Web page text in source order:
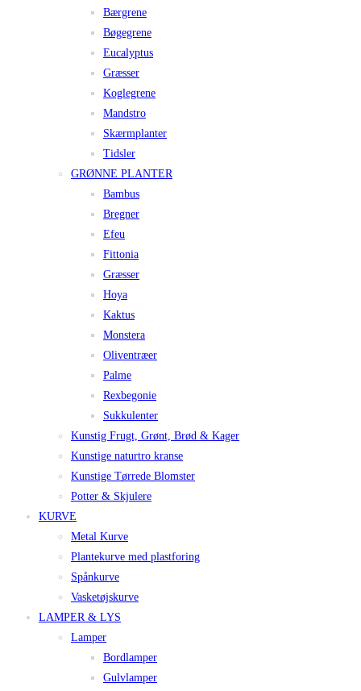
Bærgrene
Bøgegrene
Eucalyptus
Græsser
Koglegrene
Mandstro
Skærmplanter
Tidsler
GRØNNE PLANTER
Bambus
Bregner
Efeu
Fittonia
Græsser
Hoya
Kaktus
Monstera
Oliventræer
Palme
Rexbegonie
Sukkulenter
Kunstig Frugt, Grønt, Brød & Kager
Kunstige naturtro kranse
Kunstige Tørrede Blomster
Potter & Skjulere
KURVE
Metal Kurve
Plantekurve med plastforing
Spånkurve
Vasketøjskurve
LAMPER & LYS
Lamper
Bordlamper
Gulvlamper